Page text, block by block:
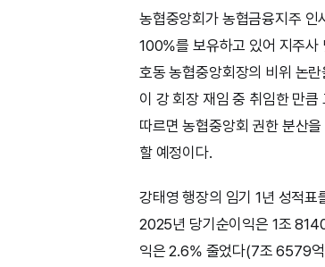
농협중앙회가 농협금융지주 인
100%를 보유하고 있어 지주사
호동 농협중앙회장의 비위 논
이 강 회장 재임 중 취임한 만
따르면 농협중앙회 권한 분산
할 예정이다.
강태영 행장의 임기 1년 성적
2025년 당기순이익은 1조
익은 2.6% 줄었다(7조 6579